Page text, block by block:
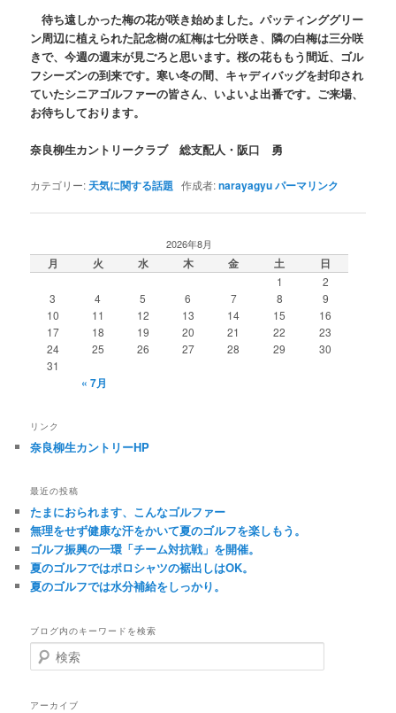
待ち遠しかった梅の花が咲き始めました。パッティンググリー
ン周辺に植えられた記念樹の紅梅は七分咲き、隣の白梅は三分咲
きで、今週の週末が見ごろと思います。桜の花ももう間近、ゴル
フシーズンの到来です。寒い冬の間、キャディバッグを封印され
ていたシニアゴルファーの皆さん、いよいよ出番です。ご来場、
お待ちしております。
奈良柳生カントリークラブ 総支配人・阪口 勇
カテゴリー: 天気に関する話題 作成者:narayagyuパーマリンク
2026年8月
月 火 水 木 金 土 日
1
2
3
4 5 6 7 8
9
10
11 12 13 14 15
16
17
18 19 20 21 22
23
24
25 26 27 28 29
30
31
« 7月
リンク
奈良柳生カントリーHP
最近の投稿
たまにおられます、こんなゴルファー
無理をせず健康な汗をかいて夏のゴルフを楽しもう。
ゴルフ振興の一環「チーム対抗戦」を開催。
夏のゴルフではポロシャツの裾出しはOK。
夏のゴルフでは水分補給をしっかり。
ブログ内のキーワードを検索
検
索
アーカイブ